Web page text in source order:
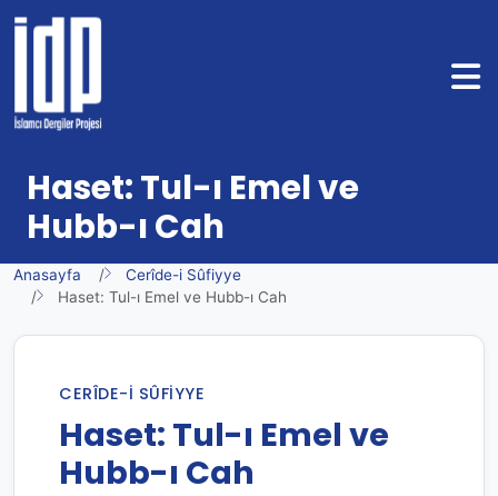
Haset: Tul-ı Emel ve
Hubb-ı Cah
Anasayfa
Cerîde-i Sûfiyye
Haset: Tul-ı Emel ve Hubb-ı Cah
CERÎDE-I SÛFIYYE
Haset: Tul-ı Emel ve
Hubb-ı Cah